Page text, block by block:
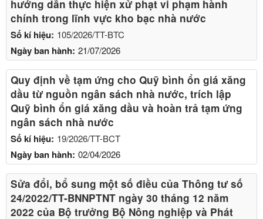
Số kí hiệu: 105/2026/TT-BTC
Ngày ban hành: 21/07/2026
hướng dẫn thực hiện xử phạt vi phạm hành
chính trong lĩnh vực kho bạc nhà nước
Số kí hiệu: 19/2026/TT-BCT
Ngày ban hành: 02/04/2026
Quy định về tạm ứng cho Quỹ bình ổn giá xăng
dầu từ nguồn ngân sách nhà nước, trích lập
Quỹ bình ổn giá xăng dầu và hoàn trả tạm ứng
ngân sách nhà nước
Sửa đổi, bổ sung một số điều của Thông tư số
24/2022/TT-BNNPTNT ngày 30 tháng 12 năm
2022 của Bộ trưởng Bộ Nông nghiệp và Phát